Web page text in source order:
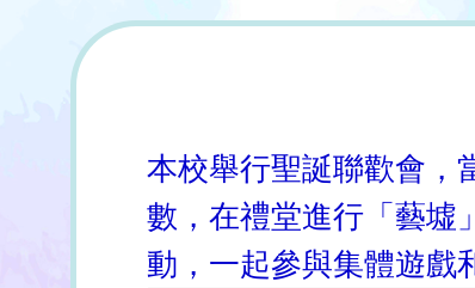
本校舉行聖誕聯歡會，
數，在禮堂進行「藝墟
動，一起參與集體遊戲